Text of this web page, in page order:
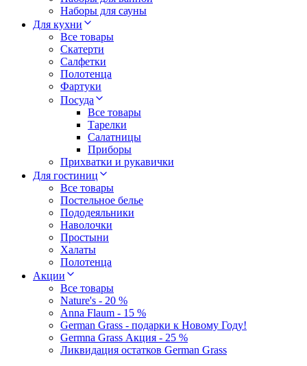
Наборы для сауны
Для кухни
Все товары
Скатерти
Салфетки
Полотенца
Фартуки
Посуда
Все товары
Тарелки
Салатницы
Приборы
Прихватки и рукавички
Для гостиниц
Все товары
Постельное белье
Пододеяльники
Наволочки
Простыни
Халаты
Полотенца
Акции
Все товары
Nature's - 20 %
Anna Flaum - 15 %
German Grass - подарки к Новому Году!
Germna Grass Акция - 25 %
Ликвидация остатков German Grass